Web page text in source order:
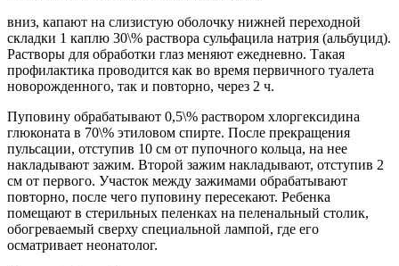
вниз, капают на слизистую оболочку нижней переходной
складки 1 каплю 30\% раствора сульфацила натрия (альбуцид).
Растворы для обработки глаз меняют ежедневно. Такая
профилактика проводится как во время первичного туалета
новорожденного, так и повторно, через 2 ч.
Пуповину обрабатывают 0,5\% раствором хлоргексидина
глюконата в 70\% этиловом спирте. После прекращения
пульсации, отступив 10 см от пупочного кольца, на нее
накладывают зажим. Второй зажим накладывают, отступив 2
см от первого. Участок между зажимами обрабатывают
повторно, после чего пуповину пересекают. Ребенка
помещают в стерильных пеленках на пеленальный столик,
обогреваемый сверху специальной лампой, где его
осматривает неонатолог.